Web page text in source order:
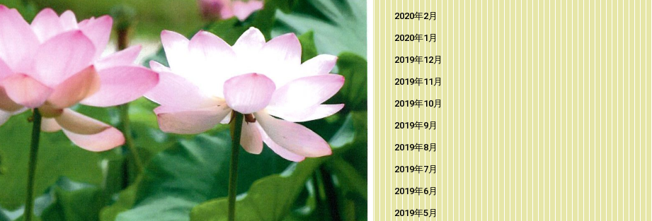
2020年2月
2020年1月
2019年12月
2019年11月
2019年10月
2019年9月
2019年8月
2019年7月
2019年6月
2019年5月